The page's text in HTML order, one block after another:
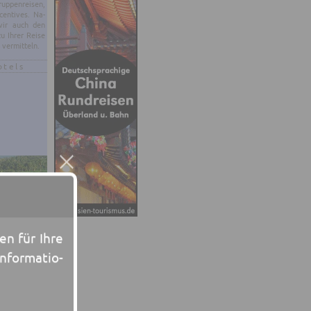
Na­
auch den
Ihrer Reise
ver­mit­teln.
für Ihre